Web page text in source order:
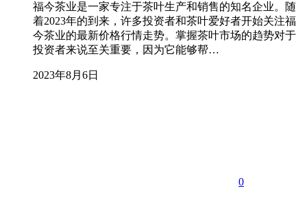
福今茶业是一家专注于茶叶生产和销售的知名企业。随
着2023年的到来，许多投资者和茶叶爱好者开始关注福
今茶业的最新价格行情走势。掌握茶叶市场的趋势对于
投资者来说至关重要，因为它能够帮…
2023年8月6日
0